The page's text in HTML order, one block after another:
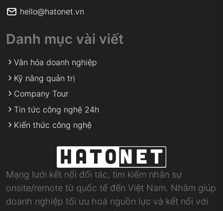
hello@hatonet.vn
Danh mục vài viết
Văn hóa doanh nghiệp
Kỹ năng quản trị
Company Tour
Tin tức công nghệ 24h
Kiến thức công nghệ
Mạng lưới kết nối đối tác, tìm kiếm nhân sự
onsite/remote từ quốc tế đến Việt Nam. Nhằm giúp
doanh nghiệp tối ưu hoá nguồn lực và kết nối với